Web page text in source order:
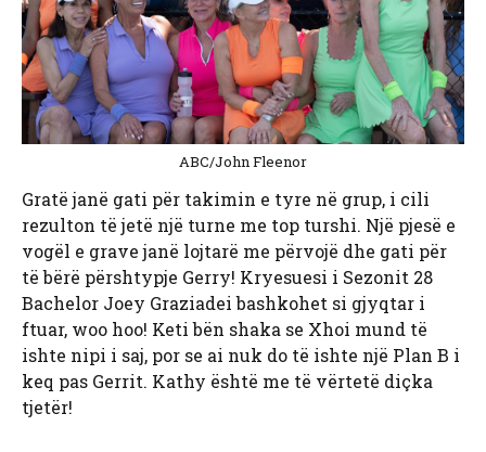
ABC/John Fleenor
Gratë janë gati për takimin e tyre në grup, i cili
rezulton të jetë një turne me top turshi. Një pjesë e
vogël e grave janë lojtarë me përvojë dhe gati për
të bërë përshtypje Gerry! Kryesuesi i Sezonit 28
Bachelor Joey Graziadei bashkohet si gjyqtar i
ftuar, woo hoo! Keti bën shaka se Xhoi mund të
ishte nipi i saj, por se ai nuk do të ishte një Plan B i
keq pas Gerrit. Kathy është me të vërtetë diçka
tjetër!